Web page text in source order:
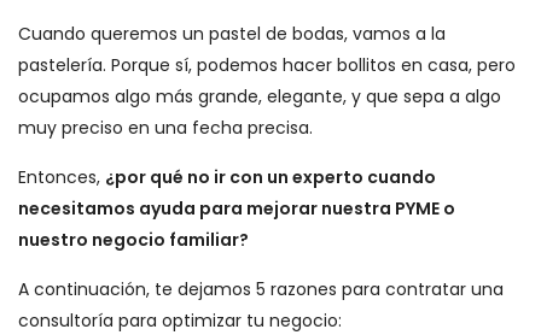
Cuando queremos un pastel de bodas, vamos a la
pastelería. Porque sí, podemos hacer bollitos en casa, pero
ocupamos algo más grande, elegante, y que sepa a algo
muy preciso en una fecha precisa.
Entonces, ¿por qué no ir con un experto cuando
necesitamos ayuda para mejorar nuestra PYME o
nuestro negocio familiar?
A continuación, te dejamos 5 razones para contratar una
consultoría para optimizar tu negocio: